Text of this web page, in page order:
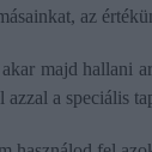
az
majd hallani
azzal a speciális